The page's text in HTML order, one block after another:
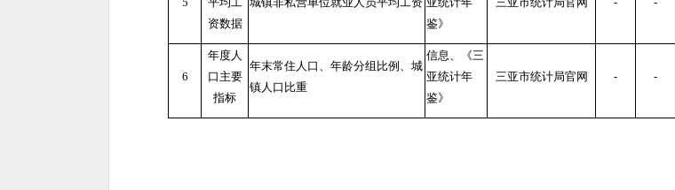
资数据
鉴》
6
年度人
口主要
指标
年末常住人口、年龄分组比例、城
镇人口比重
信息、《三
亚统计年
鉴》
三亚市统计局官网 - -